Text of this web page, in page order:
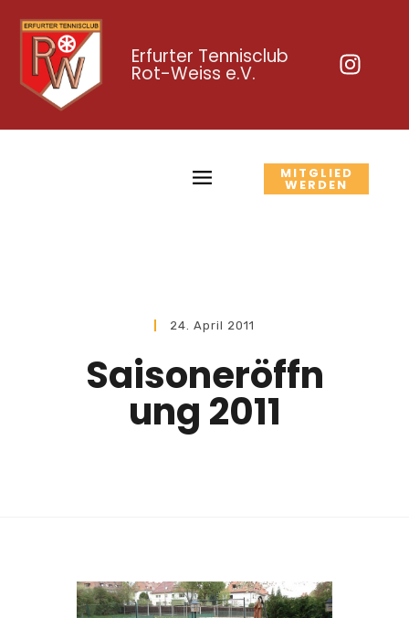
Erfurter Tennisclub
Rot-Weiss e.V.
MITGLIED
WERDEN
24. April 2011
Saisoneröffn
ung 2011